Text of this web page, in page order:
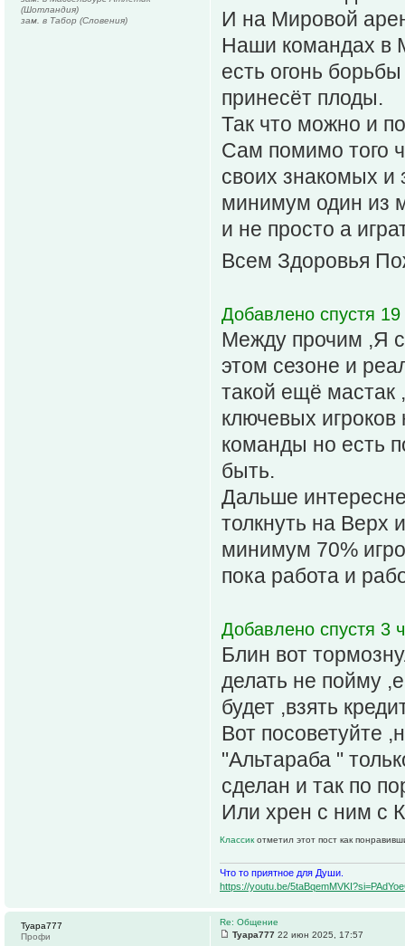
И на Мировой
Наши командах в
есть огонь
принесёт плоды.
Так что можно и
Сам помимо того
своих знакомых и
минимум один из
и не просто а
Всем Здоровья
Добавлено спустя
Между прочим ,Я
этом сезоне и
такой ещё мастак
ключевых игроков
команды но есть
быть.
Дальше
толкнуть на Верх
минимум 70%
пока работа и
Добавлено спустя 3
Блин вот
делать не пойму
будет ,взять
Вот посоветуйте
"Альтараба "
сделан и так по
Или хрен с ним с
Классик отметил этот пост как
Что то приятное для Души.
https://youtu.be/
(Шотландия)
зам. в Табор (Словения)
Re: Общение
Tyapa777 22 июн 2025, 17:57
Tyapa777
Профи